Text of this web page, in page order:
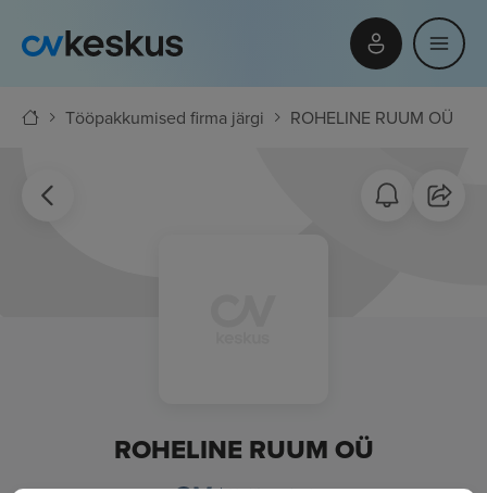
Tööpakkumised firma järgi ROHELINE RUUM OÜ
ROHELINE RUUM OÜ